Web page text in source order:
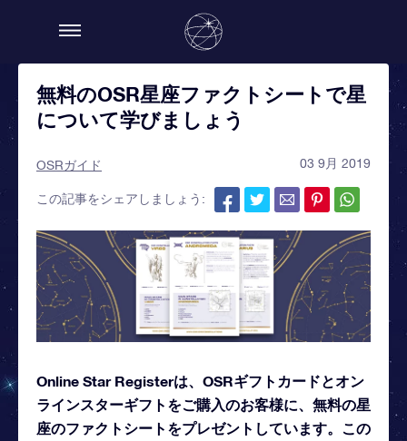
無料のOSR星座ファクトシートで星
について学びましょう
OSRガイド 03 9月 2019
この記事をシェアしましょう:
Online Star Registerは、OSRギフトカードとオン
ラインスターギフトをご購入のお客様に、無料の星
座のファクトシートをプレゼントしています。この